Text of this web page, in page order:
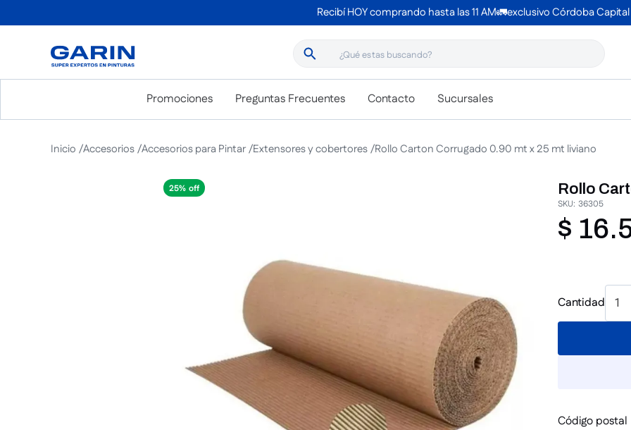
Recibí HOY comprando hasta las 11 AM🚛exclusivo Córdoba Capital
¿Qué estas buscando?
Promociones Preguntas Frecuentes Contacto Sucursales
Accesorios Accesorios para Pintar Extensores y cobertores Rollo Carton Corrugado 0.90 mt x 25 mt liviano
25% Rollo
SKU: 36305
$ 16.
Cantidad 1
Código postal